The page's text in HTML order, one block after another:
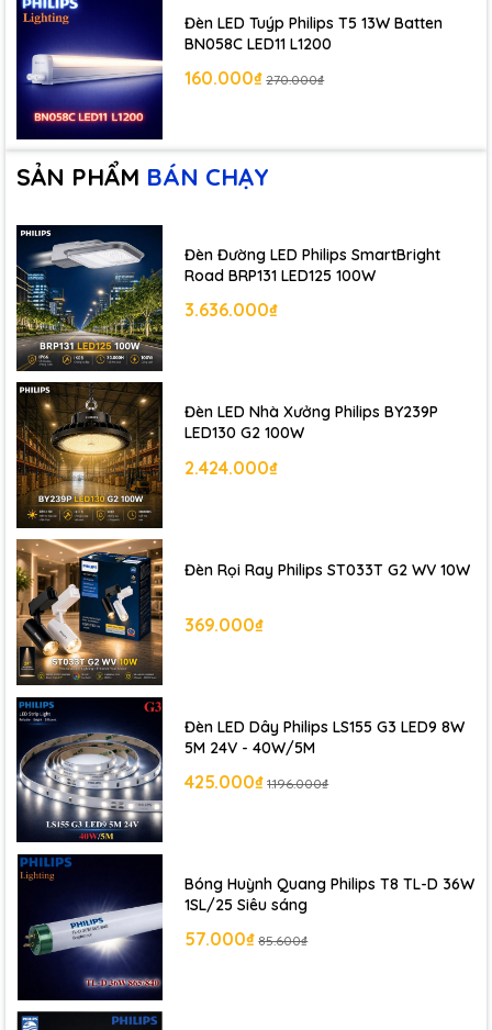
Đèn LED Tuýp Philips T5 13W Batten
BN058C LED11 L1200
160.000₫ 270.000₫
SẢN PHẨM BÁN CHẠY
Đèn Đường LED Philips SmartBright
Road BRP131 LED125 100W
3.636.000₫
Đèn LED Nhà Xưởng Philips BY239P
LED130 G2 100W
2.424.000₫
Đèn Rọi Ray Philips ST033T G2 WV 10W
369.000₫
Đèn LED Dây Philips LS155 G3 LED9 8W
5M 24V - 40W/5M
425.000₫ 1.196.000₫
Bóng Huỳnh Quang Philips T8 TL-D 36W
1SL/25 Siêu sáng
57.000₫ 85.600₫